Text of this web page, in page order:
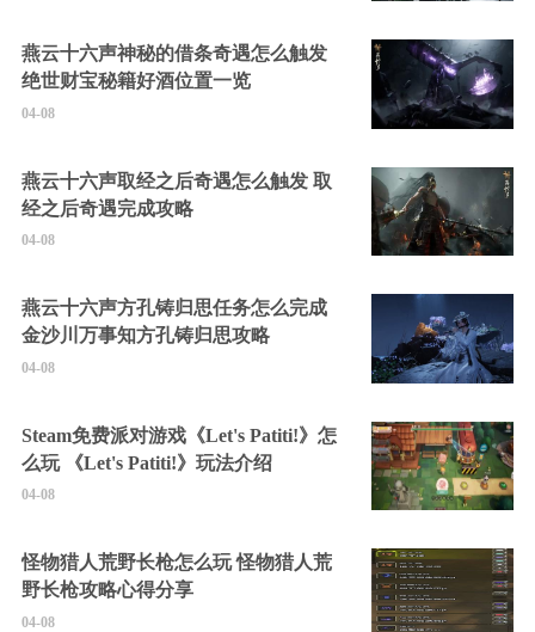
燕云十六声神秘的借条奇遇怎么触发
绝世财宝秘籍好酒位置一览
04-08
燕云十六声取经之后奇遇怎么触发 取
经之后奇遇完成攻略
04-08
燕云十六声方孔铸归思任务怎么完成
金沙川万事知方孔铸归思攻略
04-08
Steam免费派对游戏《Let's Patiti!》怎
么玩 《Let's Patiti!》玩法介绍
04-08
怪物猎人荒野长枪怎么玩 怪物猎人荒
野长枪攻略心得分享
04-08